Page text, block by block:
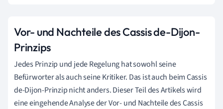
Vor- und Nachteile des Cassis de-Dijon-
Prinzips
Jedes Prinzip und jede Regelung hat sowohl seine
Befürworter als auch seine Kritiker. Das ist auch beim Cassis
de-Dijon-Prinzip nicht anders. Dieser Teil des Artikels wird
eine eingehende Analyse der Vor- und Nachteile des Cassis